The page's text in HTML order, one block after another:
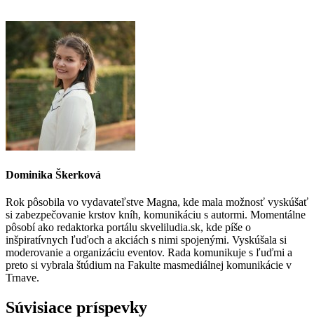
Dominika Škerková
Rok pôsobila vo vydavateľstve Magna, kde mala možnosť vyskúšať
si zabezpečovanie krstov kníh, komunikáciu s autormi. Momentálne
pôsobí ako redaktorka portálu skveliludia.sk, kde píše o
inšpiratívnych ľuďoch a akciách s nimi spojenými. Vyskúšala si
moderovanie a organizáciu eventov. Rada komunikuje s ľuďmi a
preto si vybrala štúdium na Fakulte masmediálnej komunikácie v
Trnave.
Súvisiace príspevky